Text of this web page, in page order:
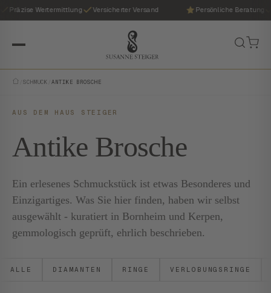
Präzise Wertermittlung Versicherter Versand Persönliche Beratung
SCHMUCK /ANTIKE BROSCHE
AUS DEM HAUS STEIGER
Antike Brosche
Ein erlesenes Schmuckstück ist etwas Besonderes und
Einzigartiges. Was Sie hier finden, haben wir selbst
ausgewählt - kuratiert in Bornheim und Kerpen,
gemmologisch geprüft, ehrlich beschrieben.
ALLE DIAMANTEN RINGE VERLOBUNGSRINGE